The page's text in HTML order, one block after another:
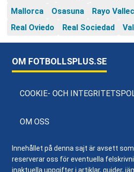
Mallorca
Osasuna Rayo
Real Oviedo
Real Sociedad
OM FOTBOLLSPLUS.SE
COOKIE- OCH
OM OSS
Innehållet på denna sajt är avsett
reserverar oss för eventuella
inaktuella uppgifter i artiklar, guider,